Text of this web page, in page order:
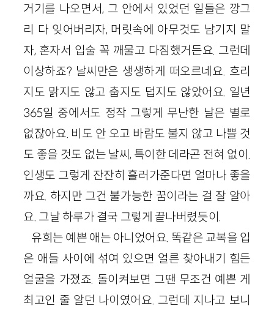
거기를 나오면서, 그 안에서 있었던 일들은 깡그
리 다 잊어버리자, 머릿속에 아무것도 남기지 말
자, 혼자서 입술 꼭 깨물고 다짐했거든요. 그런데
이상하죠? 날씨만은 생생하게 떠오르네요. 흐리
지도 맑지도 않고 춥지도 덥지도 않았어요. 일년
365일 중에서도 정작 그렇게 무난한 날은 별로
없잖아요. 비도 안 오고 바람도 불지 않고 나쁠 것
도 좋을 것도 없는 날씨, 특이한 데라곤 전혀 없이.
인생도 그렇게 잔잔히 흘러가준다면 얼마나 좋을
까요. 하지만 그건 불가능한 꿈이라는 걸 잘 알아
요. 그날 하루가 결국 그렇게 끝나버렸듯이.
유희는 예쁜 애는 아니었어요. 똑같은 교복을 입
은 애들 사이에 섞여 있으면 얼른 찾아내기 힘든
얼굴을 가졌죠. 돌이켜보면 그땐 무조건 예쁜 게
최고인 줄 알던 나이였어요. 그런데 지나고 보니